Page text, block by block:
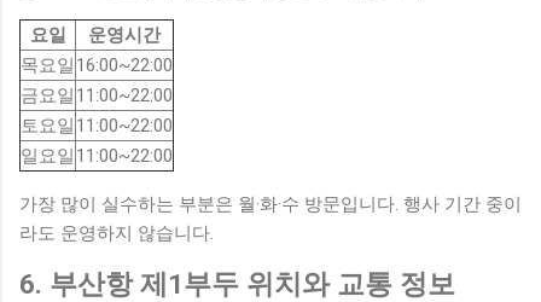
요일
운영시간
목요일 16:00~22:00
금요일 11:00~22:00
토요일 11:00~22:00
일요일 11:00~22:00
가장 많이 실수하는 부분은 월·화·수 방문입니다. 행사 기간 중이
라도 운영하지 않습니다.
6. 부산항 제1부두 위치와 교통 정보